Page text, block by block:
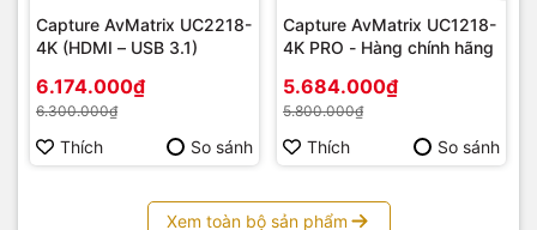
hệ hotline 0983555336 để có giá tốt nhất .
Capture AvMatrix UC2218-
4K (HDMI – USB 3.1)
6.174.000₫
6.300.000₫
Thích So sánh
Capture AvMatrix UC1218-
4K PRO - Hàng chính hãng
5.684.000₫
5.800.000₫
Thích So sánh
Xem toàn bộ sản phẩm